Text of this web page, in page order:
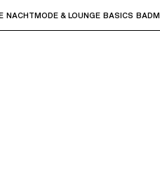
om submenu's te
NACHTMODE & LOUNGE BASICS